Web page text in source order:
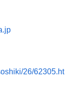
26/62305.ht